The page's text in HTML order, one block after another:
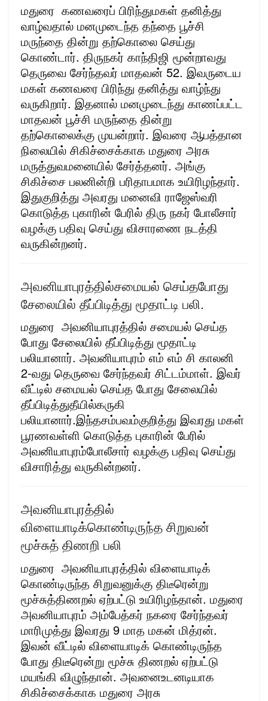
மதுரை கணவரைப் பிரிந்துமகள் தனித்து
வாழ்வதால் மனமுடைந்த தந்தை பூச்சி
மருந்தை தின்று தற்கொலை செய்து
கொண்டார். திருநகர் காந்திஜி மூன்றாவது
தெருவை சேர்ந்தவர் மாதவன் 52. இவருடைய
மகள் கணவரை பிரிந்து தனித்து வாழ்ந்து
வருகிறார். இதனால் மனமுடைந்து காணப்பட்ட
மாதவன் பூச்சி மருந்தை தின்று
தற்கொலைக்கு முயன்றார். இவரை ஆபத்தான
நிலையில் சிகிச்சைக்காக மதுரை அரசு
மருத்துவமனையில் சேர்த்தனர். அங்கு
சிகிச்சை பலனின்றி பரிதாபமாக உயிரிழந்தார்.
இதுகுறித்து அவரது மனைவி ராஜேஸ்வரி
கொடுத்த புகாரின் பேரில் திரு நகர் போலீசார்
வழக்கு பதிவு செய்து விசாரணை நடத்தி
வருகின்றனர்.
அவனியாபுரத்தில்சமையல் செய்தபோது
சேலையில் தீப்பிடித்து மூதாட்டி பலி.
மதுரை அவனியாபுரத்தில் சமையல் செய்த
போது சேலையில் தீப்பிடித்து மூதாட்டி
பலியானார். அவனியாபுரம் எம் எம் சி காலனி
2-வது தெருவை சேர்ந்தவர் சிட்டம்மாள். இவர்
வீட்டில் சமையல் செய்த போது சேலையில்
தீப்பிடித்துதீயில்கருகி
பலியானார்.இந்தசம்பவம்குறித்து இவரது மகள்
பூரணவள்ளி கொடுத்த புகாரின் பேரில்
அவனியாபுரம்போலீசார் வழக்கு பதிவு செய்து
விசாரித்து வருகின்றனர்.
அவனியாபுரத்தில்
விளையாடிக்கொண்டிருந்த சிறுவன்
மூச்சுத் திணறி பலி
மதுரை அவனியாபுரத்தில் விளையாடிக்
கொண்டிருந்த சிறுவனுக்கு திடீரென்று
மூச்சுத்திணறல் ஏற்பட்டு உயிரிழந்தான். மதுரை
அவனியாபுரம் அம்பேத்கர் நகரை சேர்ந்தவர்
மாரிமுத்து இவரது 9 மாத மகன் மித்ரன்.
இவன் வீட்டில் விளையாடிக் கொண்டிருந்த
போது திடீரென்று மூச்சு திணறல் ஏற்பட்டு
மயங்கி விழுந்தான். அவனைஉடனடியாக
சிகிச்சைக்காக மதுரை அரசு